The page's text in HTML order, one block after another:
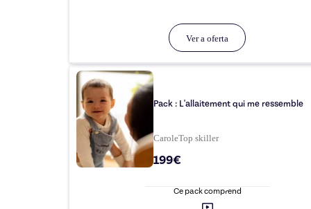
Ver a oferta
Pack : L'allaitement qui me ressemble
CaroleTop skiller
199€
Ce pack comprend